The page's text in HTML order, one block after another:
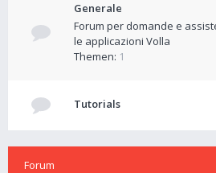
Generale
Forum per domande e
le applicazioni Volla
Themen: 1
Tutorials
Forum